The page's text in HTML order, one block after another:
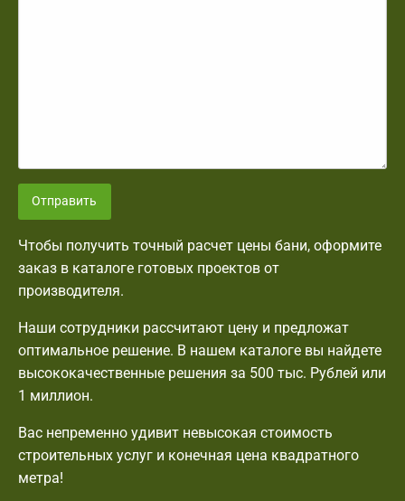
Отправить
Чтобы получить точный расчет цены бани, оформите
заказ в каталоге готовых проектов от
производителя.
Наши сотрудники рассчитают цену и предложат
оптимальное решение. В нашем каталоге вы найдете
высококачественные решения за 500 тыс. Рублей или
1 миллион.
Вас непременно удивит невысокая стоимость
строительных услуг и конечная цена квадратного
метра!